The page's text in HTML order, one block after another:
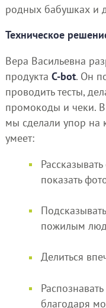
родных бабушках и
Техническое
Вера Васильевна
продукта C-bot. Он
проводить тесты,
промокоды и чеки.
мы сделали упор на
умеет:
показать
пожилым
Делиться
благодаря